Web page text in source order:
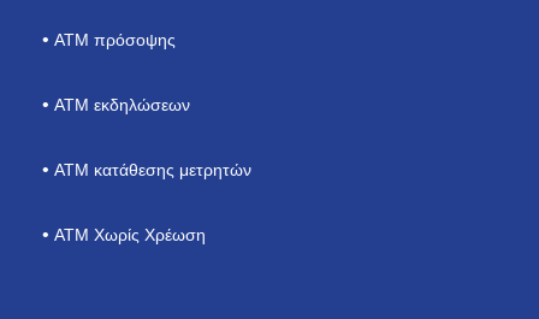
ΑΤΜ πρόσοψης
ATM εκδηλώσεων
ΑΤΜ κατάθεσης μετρητών
ATM Χωρίς Χρέωση